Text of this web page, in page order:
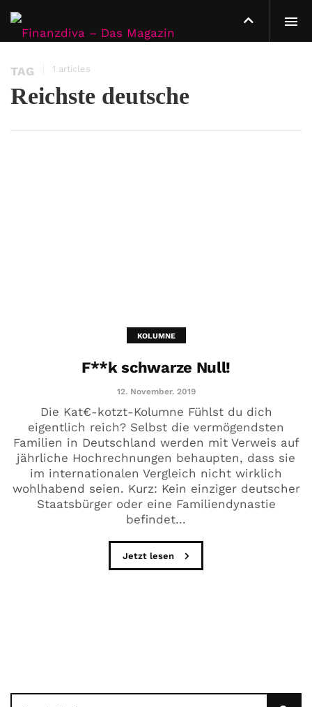
TAG 1 articles
Reichste deutsche
KOLUMNE
F**k schwarze Null!
12. November. 2019
Die Kat€-kotzt-Kolumne Fühlst du dich
eigentlich reich? Selbst die vermögendsten
Familien in Deutschland werden mit Verweis auf
jährliche Hochrechnungen behaupten, dass sie
im internationalen Vergleich nicht wirklich
wohlhabend seien. Kurz: Kein einziger deutscher
Staatsbürger oder eine Familiendynastie
befindet...
Jetzt lesen